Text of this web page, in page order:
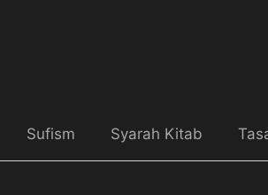
Sufism Syarah Kitab